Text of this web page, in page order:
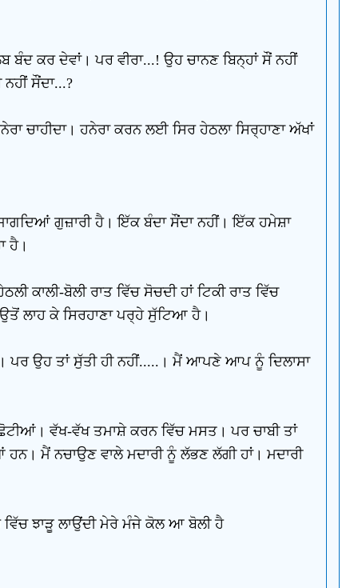
ਕਰ ਦੇਵਾਂ। ਪਰ ਵੀਰਾ...! ਉਹ ਚਾਨਣ ਬਿਨ੍ਹਾਂ ਸੌਂ ਨਹੀਂ
ਸੌਂਦਾ...?
ਚਾਹੀਦਾ। ਹਨੇਰਾ ਕਰਨ ਲਈ ਸਿਰ ਹੇਠਲਾ ਸਿਰ੍ਹਾਣਾ ਅੱਖਾਂ
ਗੁਜ਼ਾਰੀ ਹੈ। ਇੱਕ ਬੰਦਾ ਸੌਂਦਾ ਨਹੀਂ। ਇੱਕ ਹਮੇਸ਼ਾ
ਹੈ।
ਕਾਲੀ-ਬੋਲੀ ਰਾਤ ਵਿੱਚ ਸੋਚਦੀ ਹਾਂ ਟਿਕੀ ਰਾਤ ਵਿੱਚ
ਲਾਹ ਕੇ ਸਿਰਹਾਣਾ ਪਰ੍ਹੇ ਸੁੱਟਿਆ ਹੈ।
ਪਰ ਉਹ ਤਾਂ ਸੁੱਤੀ ਹੀ ਨਹੀਂ.....। ਮੈਂ ਆਪਣੇ ਆਪ ਨੂੰ ਦਿਲਾਸਾ
ਵੱਖ-ਵੱਖ ਤਮਾਸ਼ੇ ਕਰਨ ਵਿੱਚ ਮਸਤ। ਪਰ ਚਾਬੀ ਤਾਂ
ਮੈਂ ਨਚਾਉਣ ਵਾਲੇ ਮਦਾਰੀ ਨੂੰ ਲੱਭਣ ਲੱਗੀ ਹਾਂ। ਮਦਾਰੀ
ਝਾੜੂ ਲਾਉਂਦੀ ਮੇਰੇ ਮੰਜੇ ਕੋਲ ਆ ਬੋਲੀ ਹੈ